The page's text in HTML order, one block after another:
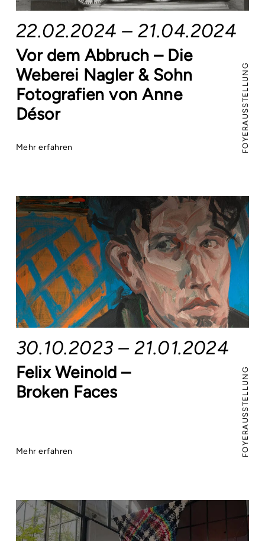
FOYERAUSSTELLUNG
22.02.2024 – 21.04.2024
Vor dem Abbruch – Die
Weberei Nagler & Sohn
Fotografien von Anne
Désor
Mehr erfahren
FOYERAUSSTELLUNG
30.10.2023 – 21.01.2024
Felix Weinold –
Broken Faces
Mehr erfahren